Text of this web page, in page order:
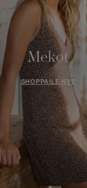
Mekot
SHOPPAILE NYT